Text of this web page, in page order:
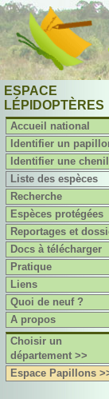
ESPACE
LÉPIDOPTÈRES
Accueil national
Identifier un
Identifier une
Liste des espèces
Recherche
Espèces protégées
Reportages et
Docs à télécharger
Pratique
Liens
Quoi de neuf ?
A propos
Choisir un
département >>
Espace Papillons